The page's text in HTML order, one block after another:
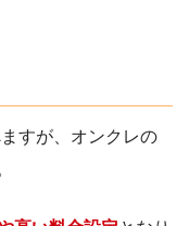
すが、オンクレの